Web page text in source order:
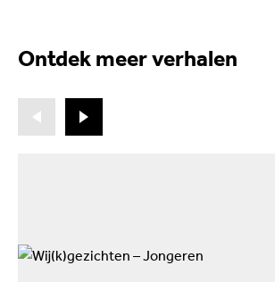
Ontdek meer verhalen